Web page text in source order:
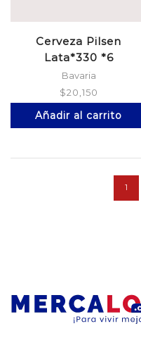
Cerveza Pilsen
Lata*330 *6
Bavaria
$20,150
Añadir al carrito
1